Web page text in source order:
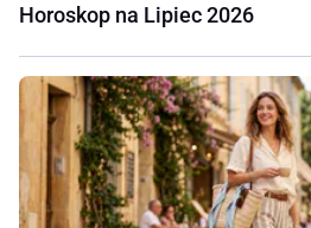
Horoskop na Lipiec 2026